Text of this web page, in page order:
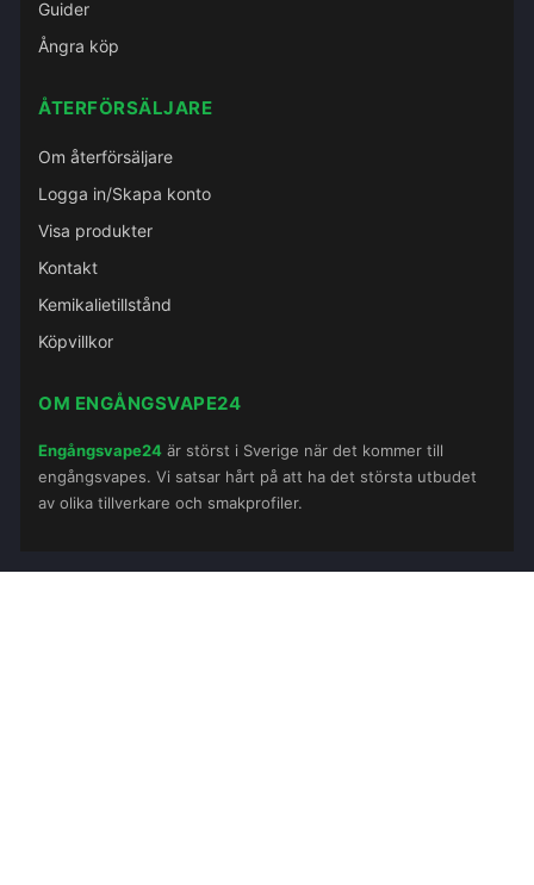
Guider
Ångra köp
ÅTERFÖRSÄLJARE
Om återförsäljare
Logga in/Skapa konto
Visa produkter
Kontakt
Kemikalietillstånd
Köpvillkor
OM ENGÅNGSVAPE24
Engångsvape24 är störst i Sverige när det kommer till
engångsvapes. Vi satsar hårt på att ha det största utbudet
av olika tillverkare och smakprofiler.